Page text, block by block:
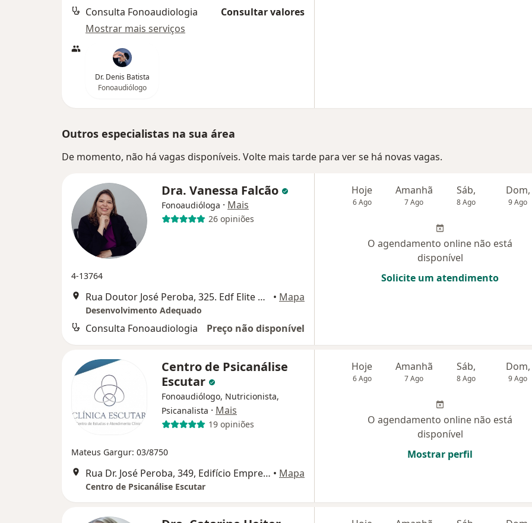
Consulta Fonoaudiologia
Consultar valores
Mostrar mais serviços
Dr. Denis Batista
Fonoaudiólogo
Outros especialistas na sua área
De momento, não há vagas disponíveis. Volte mais tarde para ver se há novas vagas.
Dra. Vanessa Falcão
Fonoaudióloga · Mais
26 opiniões
4-13764
Rua Doutor José Peroba, 325. Edf Elite Comercial 7º andar Sala 701, Salvador • Mapa
Desenvolvimento Adequado
Consulta Fonoaudiologia Preço não disponível
Hoje
6 Ago
Amanhã
7 Ago
Sáb,
8 Ago
Dom,
9 Ago
O agendamento online não está
disponível
Solicite um atendimento
Centro de Psicanálise
Escutar
Fonoaudiólogo, Nutricionista,
Psicanalista · Mais
19 opiniões
Mateus Gargur: 03/8750
Rua Dr. José Peroba, 349, Edifício Empresarial Costa azul, 14° andar, sala 1408, Salvador • Mapa
Centro de Psicanálise Escutar
Hoje
6 Ago
Amanhã
7 Ago
Sáb,
8 Ago
Dom,
9 Ago
O agendamento online não está
disponível
Mostrar perfil